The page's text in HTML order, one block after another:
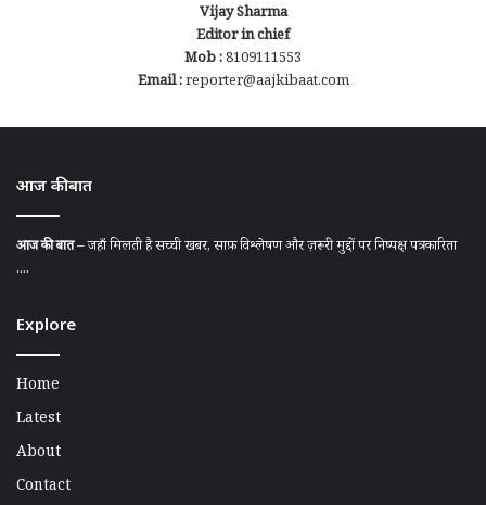
Vijay Sharma
Editor in chief
Mob :8109111553
Email :reporter@aajkibaat.com
आज की बात
आज की बात– जहाँ मिलती है सच्ची खबर, साफ़ विश्लेषण और ज़रूरी मुद्दों पर निष्पक्ष पत्रकारिता
....
Explore
Home
Latest
About
Contact